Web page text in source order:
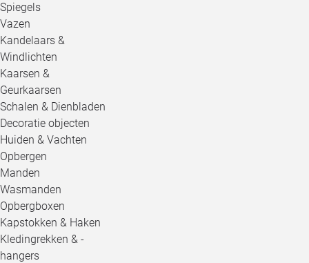
Spiegels
Vazen
Kandelaars &
Windlichten
Kaarsen &
Geurkaarsen
Schalen & Dienbladen
Decoratie objecten
Huiden & Vachten
Opbergen
Manden
Wasmanden
Opbergboxen
Kapstokken & Haken
Kledingrekken & -
hangers